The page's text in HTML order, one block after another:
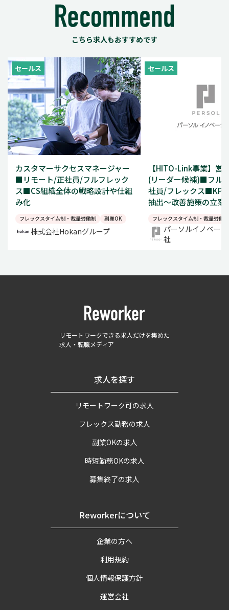
こちら求人もおすすめです
セールス
カスタマーサクセスマネージャー
■リモート/正社員/フルフレック
ス■CS組織全体の戦略設計や仕組
み化
フレックスタイム制・裁量労働制 副業OK
株式会社Hokanグループ
セールス
【HITO-Link事業】営
(リーダー候補)■フル
社員/フレックス■KPI
抽出～改善施策の立案
フレックスタイム制・裁量労働制
パーソルイノベー
社
リモートワークできる求人だけを集めた
求人・転職メディア
求人を探す
リモートワーク可の求人
フレックス勤務の求人
副業OKの求人
時短勤務OKの求人
募集終了の求人
Reworkerについて
企業の方へ
利用規約
個人情報保護方針
運営会社